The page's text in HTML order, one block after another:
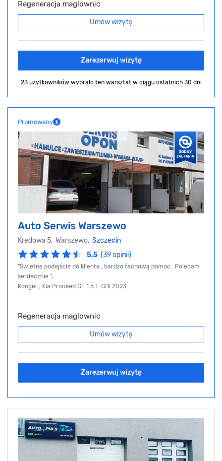
Regeneracja maglownic
Umów wizytę
Zarezerwuj wizytę
23 użytkowników wybrało ten warsztat w ciągu ostatnich 30 dni
Promowany
Auto Serwis Warszewo
Kredowa 5, Warszewo, Szczecin
5.5 (39 opinii)
"Świetne podejście do klienta , bardzo fachową pomoc . Polecam
serdecznie ",
Konger , Kia Proceed GT 1.6 T-GDI 2023
Regeneracja maglownic
Umów wizytę
Zarezerwuj wizytę